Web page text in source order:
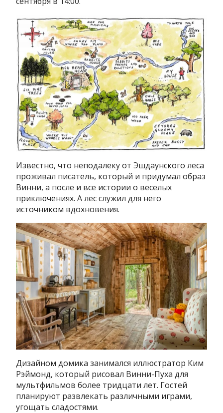
Известно, что неподалеку от Эшдаунского леса
проживал писатель, который и придумал образ
Винни, а после и все истории о веселых
приключениях. А лес служил для него
источником вдохновения.
Дизайном домика занимался иллюстратор Ким
Рэймонд, который рисовал Винни-Пуха для
мультфильмов более тридцати лет. Гостей
планируют развлекать различными играми,
угощать сладостями.